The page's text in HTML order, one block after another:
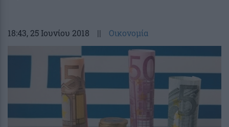
18:43, 25 Ιουνίου 2018 || Οικονομία